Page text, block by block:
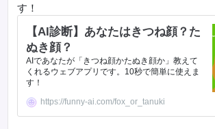
す！
【AI診断】あなたはきつね顔？た
ぬき顔？
AIであなたが「きつね顔かたぬき顔か」教えて
くれるウェブアプリです。10秒で簡単に使えま
す！
https://funny-ai.com/fox_or_tanuki